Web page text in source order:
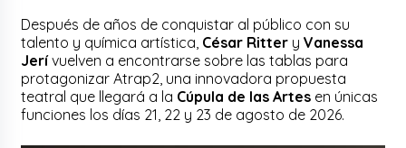
Después de años de conquistar al público con su
talento y química artística, César Ritter yVanessa
Jerívuelven a encontrarse sobre las tablas para
protagonizar Atrap2, una innovadora propuesta
teatral que llegará a la Cúpula de las Artes en únicas
funciones los días 21, 22 y 23 de agosto de 2026.